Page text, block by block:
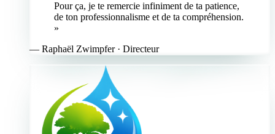
Pour ça, je te remercie infiniment de ta patience,
de ton professionnalisme et de ta compréhension.
»
— Raphaël Zwimpfer · Directeur